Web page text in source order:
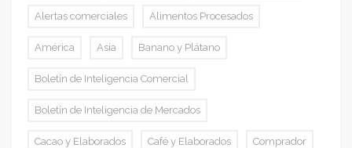
Alertas comerciales Alimentos Procesados
América Asia Banano y Plátano
Boletín de Inteligencia Comercial
Boletín de Inteligencia de Mercados
Cacao y Elaborados Café y Elaborados Comprador